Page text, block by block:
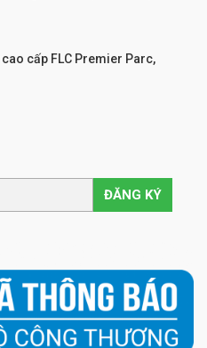
cấp FLC Premier Parc,